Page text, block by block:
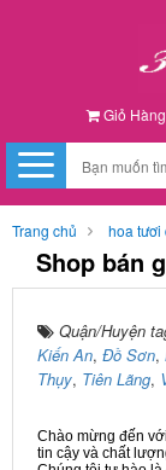
Giỏ Hàng
Trang chủ hoa tươi
Shop bán
Quận/Huyện
Kiến An, Đồ Sơn,
Thụy, Tiên Lãng,
Chào mừng đến với
tin cậy và chất